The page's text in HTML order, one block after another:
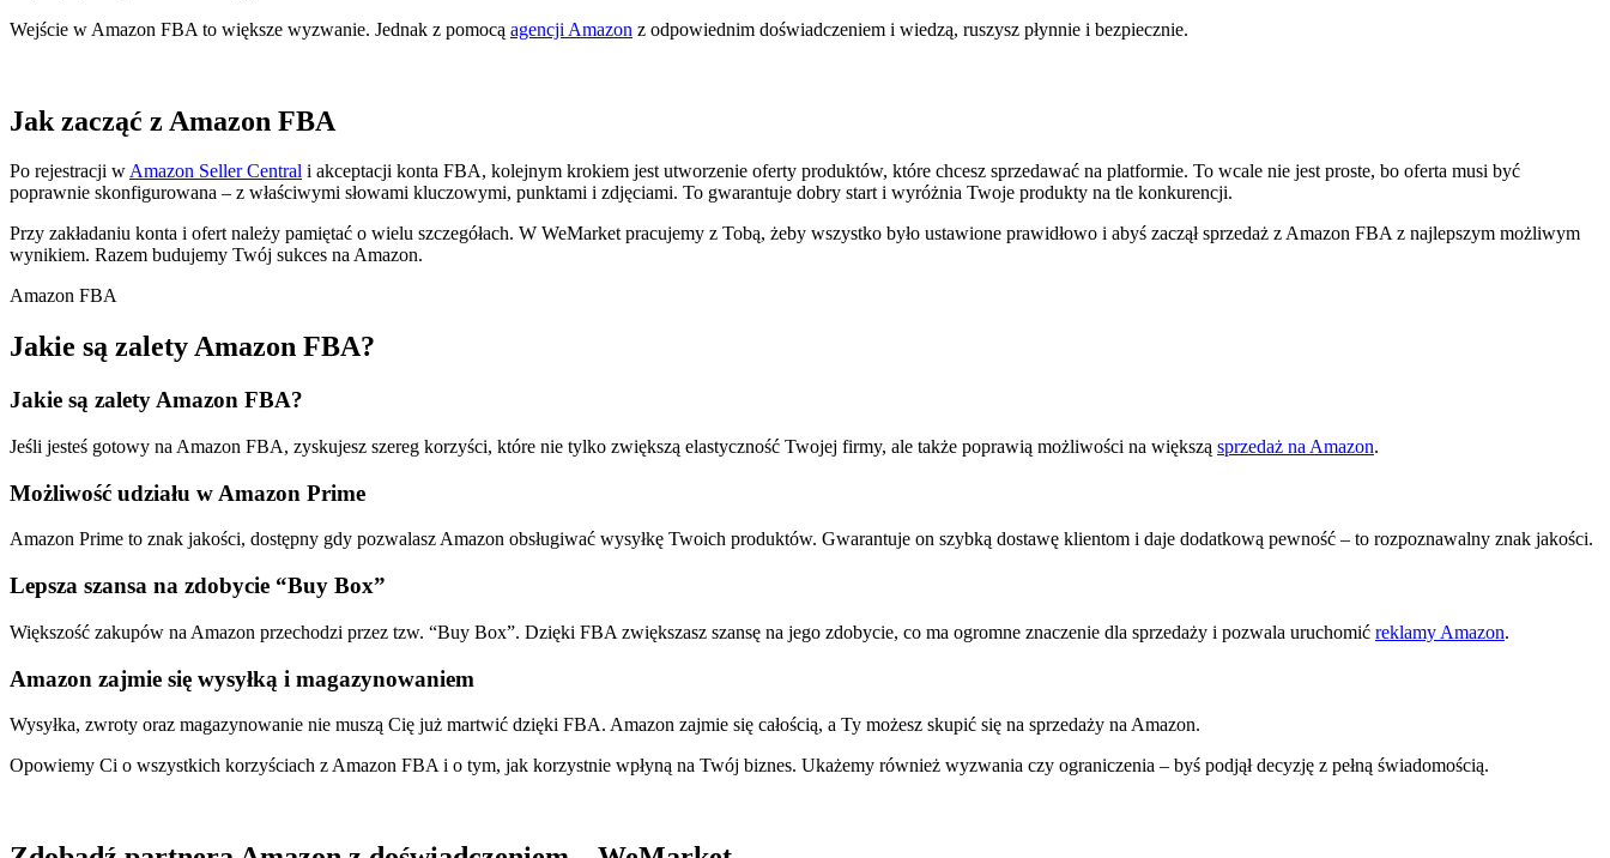
Wejście w Amazon FBA to większe wyzwanie. Jednak z pomocą agencji Amazon z odpowiednim doświadczeniem i wiedzą, ruszysz płynnie i bezpiecznie.
Jak zacząć z Amazon FBA
Po rejestracji wAmazon Seller Central i akceptacji konta FBA, kolejnym krokiem jest utworzenie oferty produktów, które chcesz sprzedawać na platformie. To wcale nie jest proste, bo oferta musi być
poprawnie skonfigurowana – z właściwymi słowami kluczowymi, punktami i zdjęciami. To gwarantuje dobry start i wyróżnia Twoje produkty na tle konkurencji.
Przy zakładaniu konta i ofert należy pamiętać o wielu szczegółach. W WeMarket pracujemy z Tobą, żeby wszystko było ustawione prawidłowo i abyś zaczął sprzedaż z Amazon FBA z najlepszym możliwym
wynikiem. Razem budujemy Twój sukces na Amazon.
Amazon FBA
Jakie są zalety Amazon FBA?
Jakie są zalety Amazon FBA?
Jeśli jesteś gotowy na Amazon FBA, zyskujesz szereg korzyści, które nie tylko zwiększą elastyczność Twojej firmy, ale także poprawią możliwości na większą sprzedaż na Amazon.
Możliwość udziału w Amazon Prime
Amazon Prime to znak jakości, dostępny gdy pozwalasz Amazon obsługiwać wysyłkę Twoich produktów. Gwarantuje on szybką dostawę klientom i daje dodatkową pewność – to rozpoznawalny znak jakości.
Lepsza szansa na zdobycie “Buy Box”
Większość zakupów na Amazon przechodzi przez tzw. “Buy Box”. Dzięki FBA zwiększasz szansę na jego zdobycie, co ma ogromne znaczenie dla sprzedaży i pozwala uruchomić reklamy Amazon.
Amazon zajmie się wysyłką i magazynowaniem
Wysyłka, zwroty oraz magazynowanie nie muszą Cię już martwić dzięki FBA. Amazon zajmie się całością, a Ty możesz skupić się na sprzedaży na Amazon.
Opowiemy Ci o wszystkich korzyściach z Amazon FBA i o tym, jak korzystnie wpłyną na Twój biznes. Ukażemy również wyzwania czy ograniczenia – byś podjął decyzję z pełną świadomością.